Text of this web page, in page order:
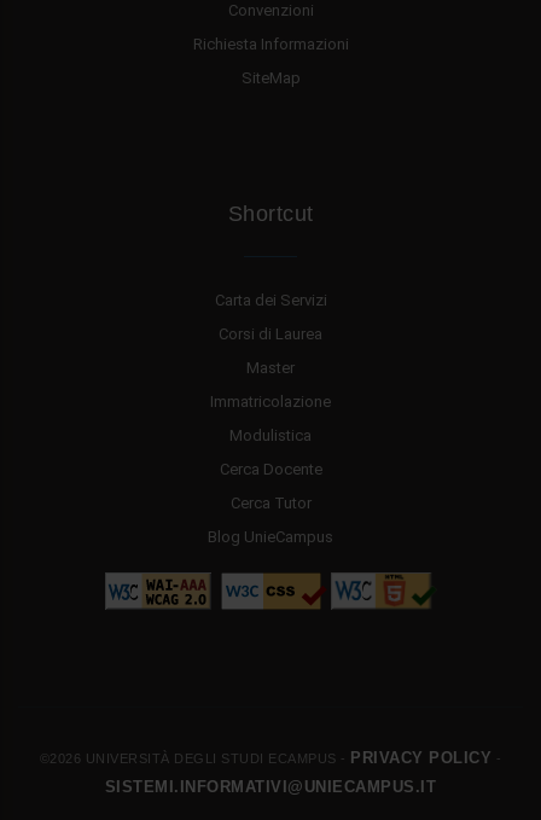
Convenzioni
Richiesta Informazioni
SiteMap
Shortcut
Carta dei Servizi
Corsi di Laurea
Master
Immatricolazione
Modulistica
Cerca Docente
Cerca Tutor
Blog UnieCampus
©2026 UNIVERSITÀ DEGLI STUDI ECAMPUS - PRIVACY POLICY -
SISTEMI.INFORMATIVI@UNIECAMPUS.IT